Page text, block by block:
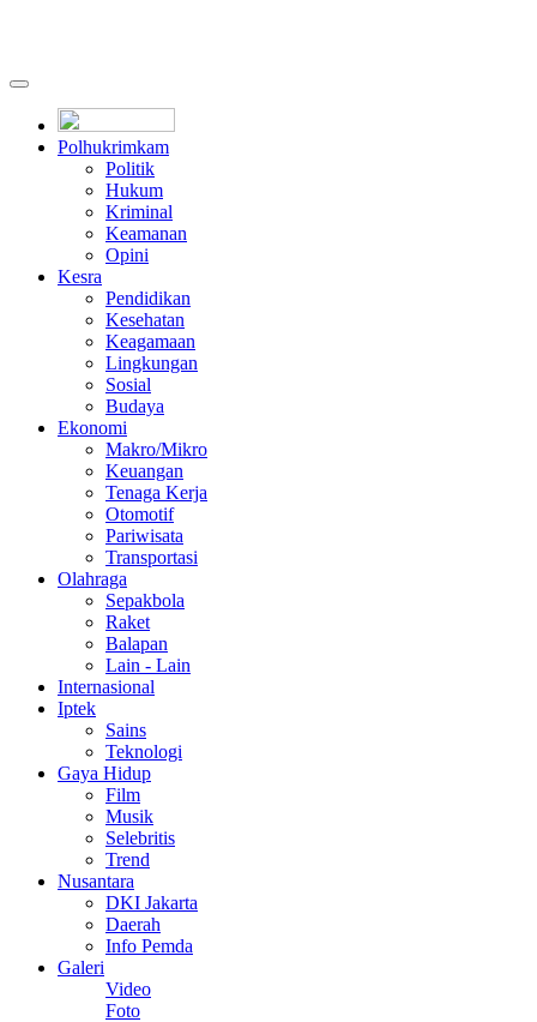
Polhukrimkam
Politik
Hukum
Kriminal
Keamanan
Opini
Kesra
Pendidikan
Kesehatan
Keagamaan
Lingkungan
Sosial
Budaya
Ekonomi
Makro/Mikro
Keuangan
Tenaga Kerja
Otomotif
Pariwisata
Transportasi
Olahraga
Sepakbola
Raket
Balapan
Lain - Lain
Internasional
Iptek
Sains
Teknologi
Gaya Hidup
Film
Musik
Selebritis
Trend
Nusantara
DKI Jakarta
Daerah
Info Pemda
Galeri
Video
Foto